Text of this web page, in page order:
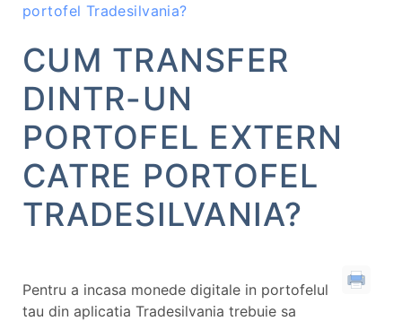
portofel Tradesilvania?
CUM TRANSFER
DINTR-UN
PORTOFEL EXTERN
CATRE PORTOFEL
TRADESILVANIA?
Pentru a incasa monede digitale in portofelul
tau din aplicatia Tradesilvania trebuie sa